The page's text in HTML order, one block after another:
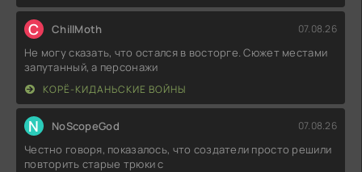
C ChillMoth 07.08.26
Не могу сказать, что остался в восторге. Сюжет местами
запутанный, а персонажи
КОРЁ-КИДАНЬСКИЕ ВОЙНЫ
N NoScopeGod 07.08.26
Честно говоря, показалось, что создатели просто решили
повторить старые трюки с